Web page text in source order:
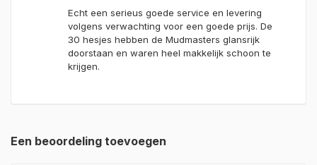
Echt een serieus goede service en levering
volgens verwachting voor een goede prijs. De
30 hesjes hebben de Mudmasters glansrijk
doorstaan en waren heel makkelijk schoon te
krijgen.
Een beoordeling toevoegen